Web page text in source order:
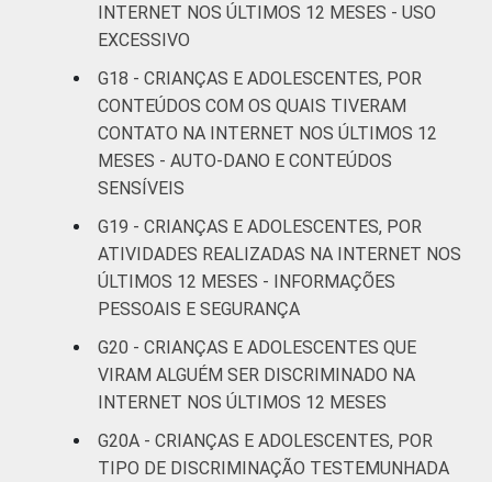
INTERNET NOS ÚLTIMOS 12 MESES - USO
EXCESSIVO
G18 - CRIANÇAS E ADOLESCENTES, POR
CONTEÚDOS COM OS QUAIS TIVERAM
CONTATO NA INTERNET NOS ÚLTIMOS 12
MESES - AUTO-DANO E CONTEÚDOS
SENSÍVEIS
G19 - CRIANÇAS E ADOLESCENTES, POR
ATIVIDADES REALIZADAS NA INTERNET NOS
ÚLTIMOS 12 MESES - INFORMAÇÕES
PESSOAIS E SEGURANÇA
G20 - CRIANÇAS E ADOLESCENTES QUE
VIRAM ALGUÉM SER DISCRIMINADO NA
INTERNET NOS ÚLTIMOS 12 MESES
G20A - CRIANÇAS E ADOLESCENTES, POR
TIPO DE DISCRIMINAÇÃO TESTEMUNHADA